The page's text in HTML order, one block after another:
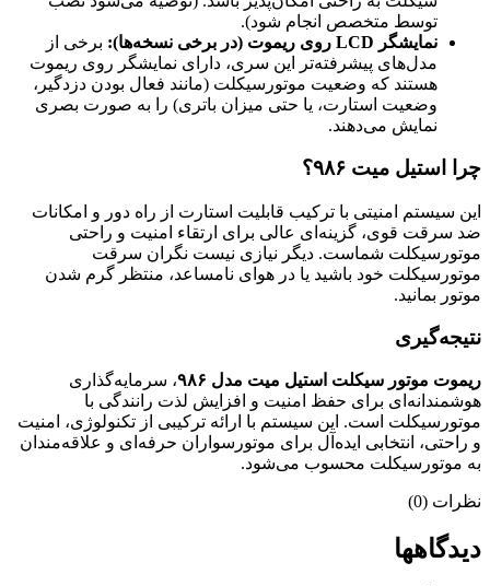
توسط متخصص انجام شود).
نمایشگر LCD روی ریموت (در برخی نسخه‌ها):
برخی از
مدل‌های پیشرفته‌تر این سری، دارای نمایشگر روی ریموت
هستند که وضعیت موتورسیکلت (مانند فعال بودن دزدگیر،
وضعیت استارت، یا حتی میزان باتری) را به صورت بصری
نمایش می‌دهند.
چرا استیل میت ۹۸۶؟
این سیستم امنیتی با ترکیب قابلیت استارت از راه دور و امکانات
ضد سرقت قوی، گزینه‌ای عالی برای ارتقاء امنیت و راحتی
موتورسیکلت شماست. دیگر نیازی نیست نگران سرقت
موتورسیکلت خود باشید یا در هوای نامساعد، منتظر گرم شدن
موتور بمانید.
نتیجه‌گیری
ریموت موتور سیکلت استیل میت مدل ۹۸۶
، سرمایه‌گذاری
هوشمندانه‌ای برای حفظ امنیت و افزایش لذت رانندگی با
موتورسیکلت است. این سیستم با ارائه ترکیبی از تکنولوژی، امنیت
و راحتی، انتخابی ایده‌آل برای موتورسواران حرفه‌ای و علاقه‌مندان
به موتورسیکلت محسوب می‌شود.
نظرات (0)
دیدگاهها